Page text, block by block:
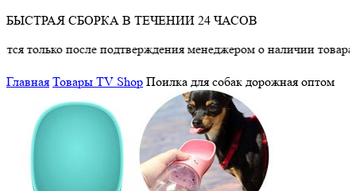
БЫСТРАЯ СБОРКА В ТЕЧЕНИИ 24 ЧАСОВ
после подтверждения менеджером о наличии товара.
Главная Товары TV Shop Поилка для собак дорожная оптом